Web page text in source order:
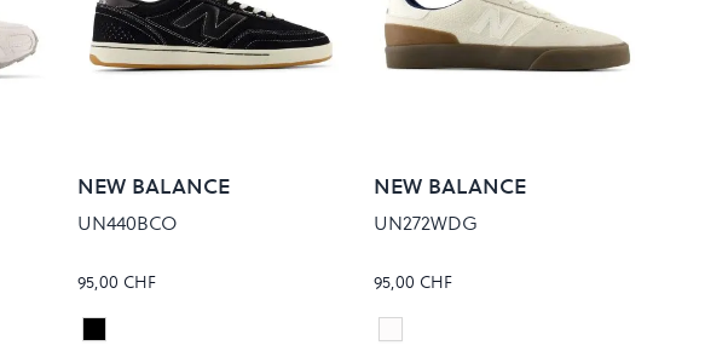
NEW BALANCE
UN440BCO
95,00 CHF
Colour
BLACK/SEA SALT
NEW BALANCE
UN272WDG
95,00 CHF
Colour
SEA SALT/WOODLAND